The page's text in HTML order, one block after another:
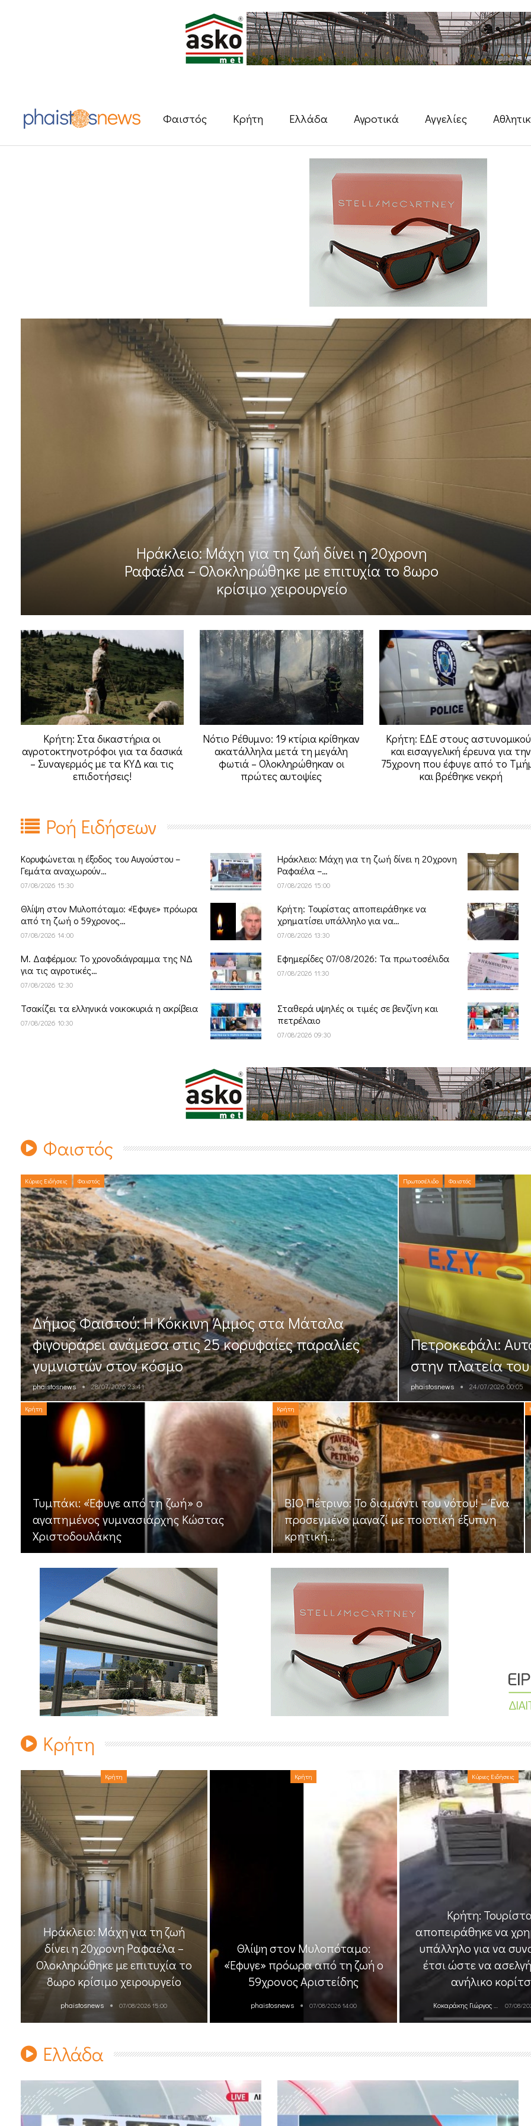
Φαιστός Κρήτη Ελλάδα Αγροτικά Αγγελίες
Ηράκλειο: Μάχη για τη ζωή δίνει η 20χρονη
Ραφαέλα – Ολοκληρώθηκε με επιτυχία το 8ωρο
κρίσιμο χειρουργείο
Κρήτη: Στα δικαστήρια οι
αγροτοκτηνοτρόφοι για τα δασικά
– Συναγερμός με τα ΚΥΔ και τις
επιδοτήσεις!
Νότιο Ρέθυμνο: 19 κτίρια κρίθηκαν
ακατάλληλα μετά τη μεγάλη
φωτιά – Ολοκληρώθηκαν οι
πρώτες αυτοψίες
Κρήτη: ΕΔΕ στους
και εισαγγελική έρευνα για την
75χρονη που έφυγε από το
και βρέθηκε νεκρή
Ροή Ειδήσεων
Κορυφώνεται η έξοδος του Αυγούστου –
Γεμάτα αναχωρούν…
07/08/2026 15:30
Ηράκλειο: Μάχη για τη ζωή δίνει η 20χρονη
Ραφαέλα –…
07/08/2026 15:00
Θλίψη στον Μυλοπόταμο: «Έφυγε» πρόωρα
από τη ζωή ο 59χρονος…
07/08/2026 14:00
Κρήτη: Τουρίστας αποπειράθηκε να
χρηματίσει υπάλληλο για να…
07/08/2026 13:30
Μ. Δαφέρμου: Το χρονοδιάγραμμα της ΝΔ
για τις αγροτικές…
07/08/2026 12:30
Εφημερίδες 07/08/2026: Τα πρωτοσέλιδα
07/08/2026 11:30
Τσακίζει τα ελληνικά νοικοκυριά η ακρίβεια
07/08/2026 10:30
Σταθερά υψηλές οι τιμές σε βενζίνη και
πετρέλαιο
07/08/2026 09:30
Φαιστός
Κύριες Ειδήσεις Φαιστός
Δήμος Φαιστού: Η Κόκκινη Άμμος στα Μάταλα
φιγουράρει ανάμεσα στις 25 κορυφαίες παραλίες
γυμνιστών στον κόσμο
phaistosnews 28/07/2026 23:41
Πρωτοσέλιδο Φαιστός
Πετροκεφάλι:
στην πλατεία
phaistosnews 24/07/2026 00:05
Κρήτη
Τυμπάκι: «Έφυγε από τη ζωή» ο
αγαπημένος γυμνασιάρχης Κώστας
Χριστοδουλάκης
Κρήτη
ΒΙΟ Πέτρινο: Το διαμάντι του νότου! – Ένα
προσεγμένο μαγαζί με ποιοτική έξυπνη
κρητική…
Κρήτη
Κρήτη
Ηράκλειο: Μάχη για τη ζωή
δίνει η 20χρονη Ραφαέλα –
Ολοκληρώθηκε με επιτυχία το
8ωρο κρίσιμο χειρουργείο
phaistosnews 07/08/2026 15:00
Κρήτη
Θλίψη στον Μυλοπόταμο:
«Έφυγε» πρόωρα από τη ζωή ο
59χρονος Αριστείδης
phaistosnews 07/08/2026 14:00
Κύριες Ειδήσεις
Κρήτη:
αποπειράθηκε να
υπάλληλο για να
έτσι ώστε να
ανήλικο
07/08/
Ελλάδα